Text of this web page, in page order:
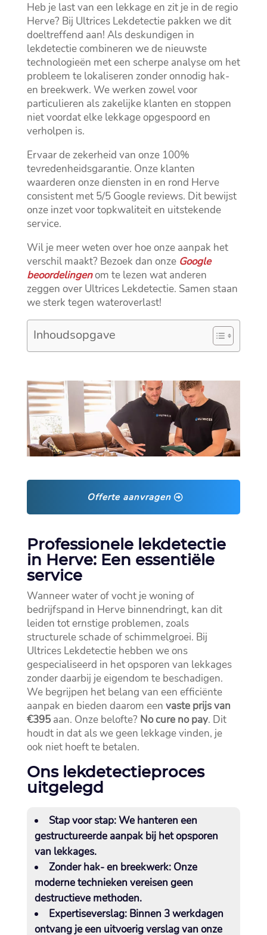
Heb je last van een lekkage en zit je in de regio
Herve? Bij Ultrices Lekdetectie pakken we dit
doeltreffend aan! Als deskundigen in
lekdetectie combineren we de nieuwste
technologieën met een scherpe analyse om het
probleem te lokaliseren zonder onnodig hak-
en breekwerk.​ We werken zowel voor
particulieren als zakelijke klanten en stoppen
niet voordat elke lekkage opgespoord en
verholpen is.​
Ervaar de zekerheid van onze 100%
tevredenheidsgarantie.​ Onze klanten
waarderen onze diensten in en rond Herve
consistent met 5/5 Google reviews.​ Dit bewijst
onze inzet voor topkwaliteit en uitstekende
service.​
Wil je meer weten over hoe onze aanpak het
verschil maakt? Bezoek dan onze Google
beoordelingenom te lezen wat anderen
zeggen over Ultrices Lekdetectie.​ Samen staan
we sterk tegen wateroverlast!
Inhoudsopgave
Offerte aanvragen
Professionele lekdetectie
in Herve: Een essentiële
service
Wanneer water of vocht je woning of
bedrijfspand in Herve binnendringt, kan dit
leiden tot ernstige problemen, zoals
structurele schade of schimmelgroei.​ Bij
Ultrices Lekdetectie hebben we ons
gespecialiseerd in het opsporen van lekkages
zonder daarbij je eigendom te beschadigen.​
We begrijpen het belang van een efficiënte
aanpak en bieden daarom een vaste prijs van
€395aan.​ Onze belofte? No cure no pay.​ Dit
houdt in dat als we geen lekkage vinden, je
ook niet hoeft te betalen.​
Ons lekdetectieproces
uitgelegd
Stap voor stap: We hanteren een
gestructureerde aanpak bij het opsporen
van lekkages.​
Zonder hak- en breekwerk: Onze
moderne technieken vereisen geen
destructieve methoden.​
Expertiseverslag: Binnen 3 werkdagen
ontvang je een uitvoerig verslag van onze